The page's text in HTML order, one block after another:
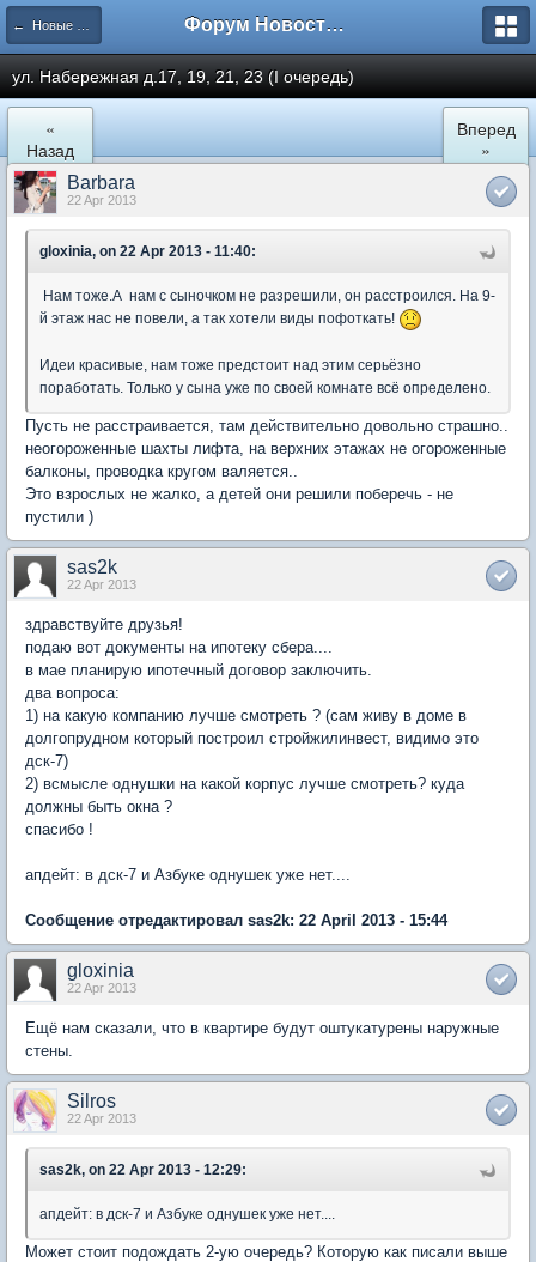
← Новые Водники Форум Новостройки
ул. Набережная д.17, 19, 21, 23 (I очередь)
«
Назад
Вперед
»
Barbara
22 Apr 2013
gloxinia, on 22 Apr 2013 - 11:40:
Нам тоже.А нам с сыночком не разрешили, он расстроился. На 9-
й этаж нас не повели, а так хотели виды пофоткать!
Идеи красивые, нам тоже предстоит над этим серьёзно
поработать. Только у сына уже по своей комнате всё определено.
Пусть не расстраивается, там действительно довольно страшно..
неогороженные шахты лифта, на верхних этажах не огороженные
балконы, проводка кругом валяется..
Это взрослых не жалко, а детей они решили поберечь - не
пустили )
sas2k
22 Apr 2013
здравствуйте друзья!
подаю вот документы на ипотеку сбера....
в мае планирую ипотечный договор заключить.
два вопроса:
1) на какую компанию лучше смотреть ? (сам живу в доме в
долгопрудном который построил стройжилинвест, видимо это
дск-7)
2) всмысле однушки на какой корпус лучше смотреть? куда
должны быть окна ?
спасибо !
апдейт: в дск-7 и Азбуке однушек уже нет....
Сообщение отредактировал sas2k: 22 April 2013 - 15:44
gloxinia
22 Apr 2013
Ещё нам сказали, что в квартире будут оштукатурены наружные
стены.
Silros
22 Apr 2013
sas2k, on 22 Apr 2013 - 12:29:
апдейт: в дск-7 и Азбуке однушек уже нет....
Может стоит подождать 2-ую очередь? Которую как писали выше